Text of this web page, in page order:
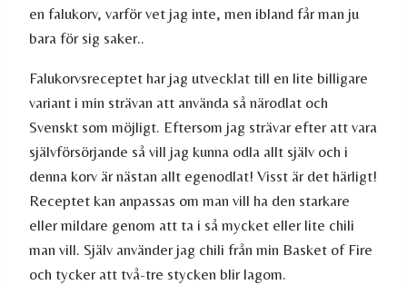
en falukorv, varför vet jag inte, men ibland får man ju
bara för sig saker..
Falukorvsreceptet har jag utvecklat till en lite billigare
variant i min strävan att använda så närodlat och
Svenskt som möjligt. Eftersom jag strävar efter att vara
självförsörjande så vill jag kunna odla allt själv och i
denna korv är nästan allt egenodlat! Visst är det härligt!
Receptet kan anpassas om man vill ha den starkare
eller mildare genom att ta i så mycket eller lite chili
man vill. Själv använder jag chili från min Basket of Fire
och tycker att två-tre stycken blir lagom.